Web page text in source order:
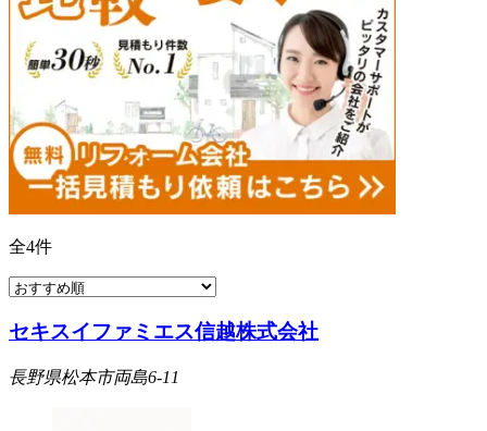
全4件
セキスイファミエス信越株式会社
長野県松本市両島6-11